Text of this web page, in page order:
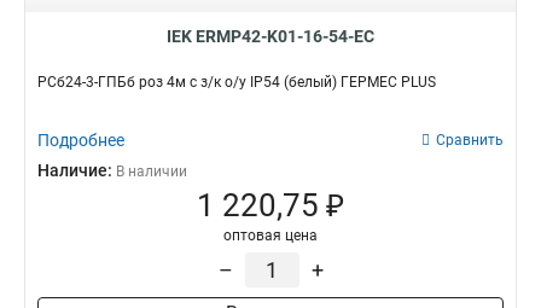
IEK ERMP42-K01-16-54-EC
РСб24-3-ГПБб роз 4м с з/к о/у IP54 (белый) ГЕРМЕС PLUS
Подробнее Сравнить
Наличие: В наличии
1 220,75 ₽
оптовая цена
– +